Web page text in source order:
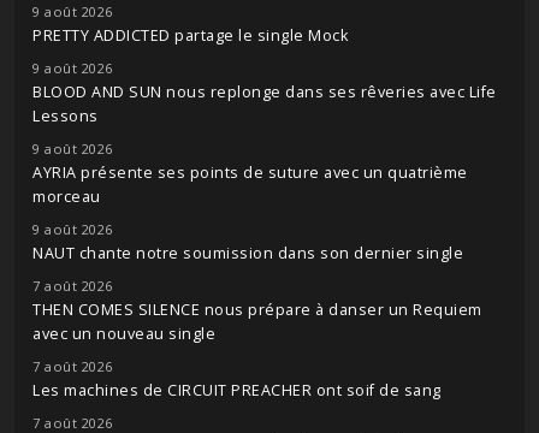
9 août 2026
PRETTY ADDICTED partage le single Mock
9 août 2026
BLOOD AND SUN nous replonge dans ses rêveries avec Life
Lessons
9 août 2026
AYRIA présente ses points de suture avec un quatrième
morceau
9 août 2026
NAUT chante notre soumission dans son dernier single
7 août 2026
THEN COMES SILENCE nous prépare à danser un Requiem
avec un nouveau single
7 août 2026
Les machines de CIRCUIT PREACHER ont soif de sang
7 août 2026